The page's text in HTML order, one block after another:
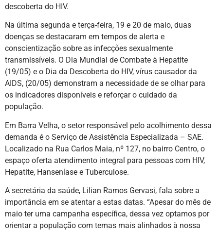
descoberta do HIV.
Na última segunda e terça-feira, 19 e 20 de maio, duas
doenças se destacaram em tempos de alerta e
conscientização sobre as infecções sexualmente
transmissíveis. O Dia Mundial de Combate à Hepatite
(19/05) e o Dia da Descoberta do HIV, vírus causador da
AIDS, (20/05) demonstram a necessidade de se olhar para
os indicadores disponíveis e reforçar o cuidado da
população.
Em Barra Velha, o setor responsável pelo acolhimento dessa
demanda é o Serviço de Assistência Especializada – SAE.
Localizado na Rua Carlos Maia, nº 127, no bairro Centro, o
espaço oferta atendimento integral para pessoas com HIV,
Hepatite, Hanseníase e Tuberculose.
A secretária da saúde, Lilian Ramos Gervasi, fala sobre a
importância em se atentar a estas datas. “Apesar do mês de
maio ter uma campanha específica, dessa vez optamos por
orientar a população com temas mais alinhados à nossa